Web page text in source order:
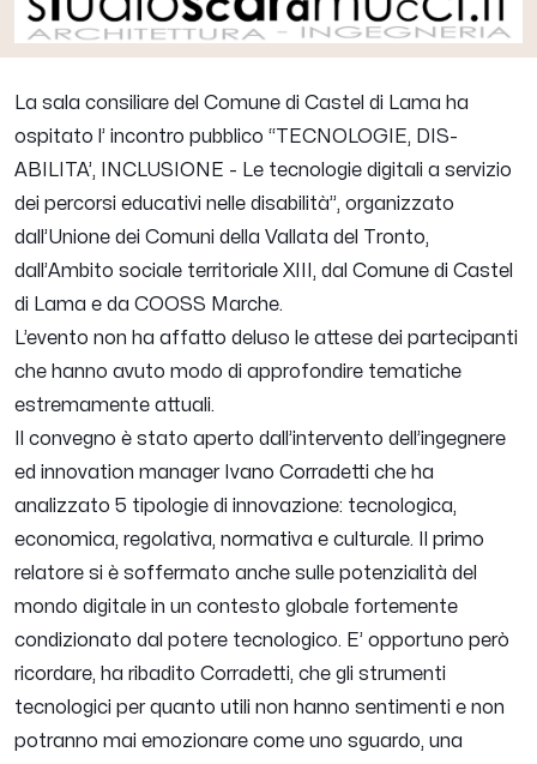
La sala consiliare del Comune di Castel di Lama ha
ospitato l’ incontro pubblico “TECNOLOGIE, DIS-
ABILITA’, INCLUSIONE - Le tecnologie digitali a servizio
dei percorsi educativi nelle disabilità”, organizzato
dall’Unione dei Comuni della Vallata del Tronto,
dall’Ambito sociale territoriale XIII, dal Comune di Castel
di Lama e da COOSS Marche.
L’evento non ha affatto deluso le attese dei partecipanti
che hanno avuto modo di approfondire tematiche
estremamente attuali.
Il convegno è stato aperto dall’intervento dell’ingegnere
ed innovation manager Ivano Corradetti che ha
analizzato 5 tipologie di innovazione: tecnologica,
economica, regolativa, normativa e culturale. Il primo
relatore si è soffermato anche sulle potenzialità del
mondo digitale in un contesto globale fortemente
condizionato dal potere tecnologico. E’ opportuno però
ricordare, ha ribadito Corradetti, che gli strumenti
tecnologici per quanto utili non hanno sentimenti e non
potranno mai emozionare come uno sguardo, una